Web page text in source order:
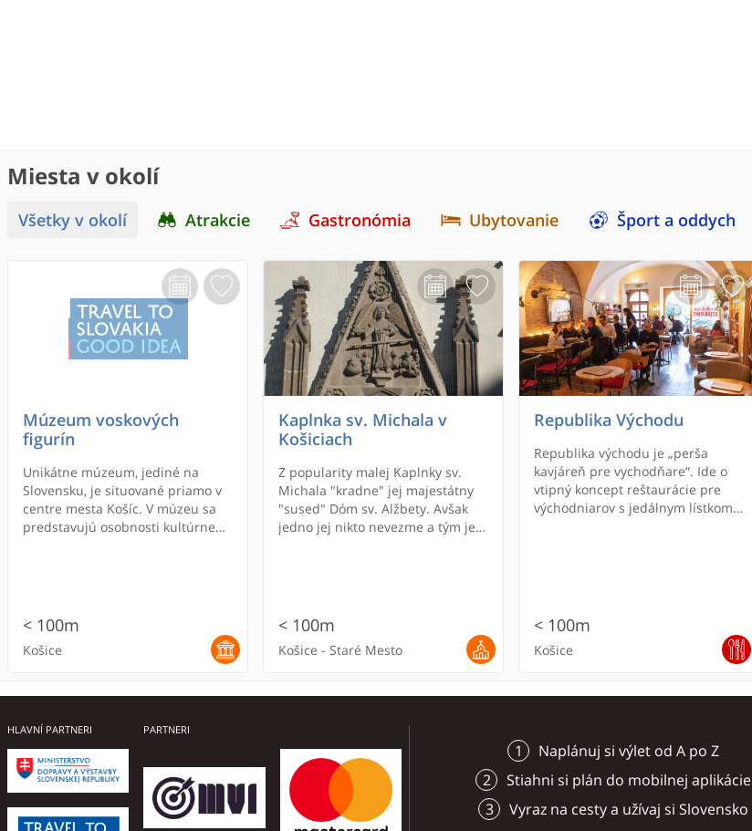
Miesta v okolí
Všetky v okolí Atrakcie Gastronómia Ubytovanie Šport a oddych
Múzeum voskových
figurín
Unikátne múzeum, jediné na
Slovensku, je situované priamo v
centre mesta Košíc. V múzeu sa
predstavujú osobnosti kultúrneho
< 100m
Košice
Kaplnka sv. Michala v
Košiciach
Z popularity malej Kaplnky sv.
Michala "kradne" jej majestátny
"sused" Dóm sv. Alžbety. Avšak
jedno jej nikto nevezme a tým je
< 100m
Košice - Staré Mesto
Republika Východu
Republika východu je „perša
kavjáreň pre vychodňare“. Ide o
vtipný koncept reštaurácie pre
východniarov s jedálnym lístkom v
gastronómiou.
< 100m
Košice
HLAVNÍ PARTNERI PARTNERI
Naplánuj si výlet od A po Z
Stiahni si plán do mobilnej aplikácie
Vyraz na cesty a užívaj si Slovensko